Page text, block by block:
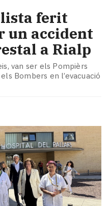
ferit
un accident
a Rialp
van ser els Pompièrs
Bombers en l’evacuació